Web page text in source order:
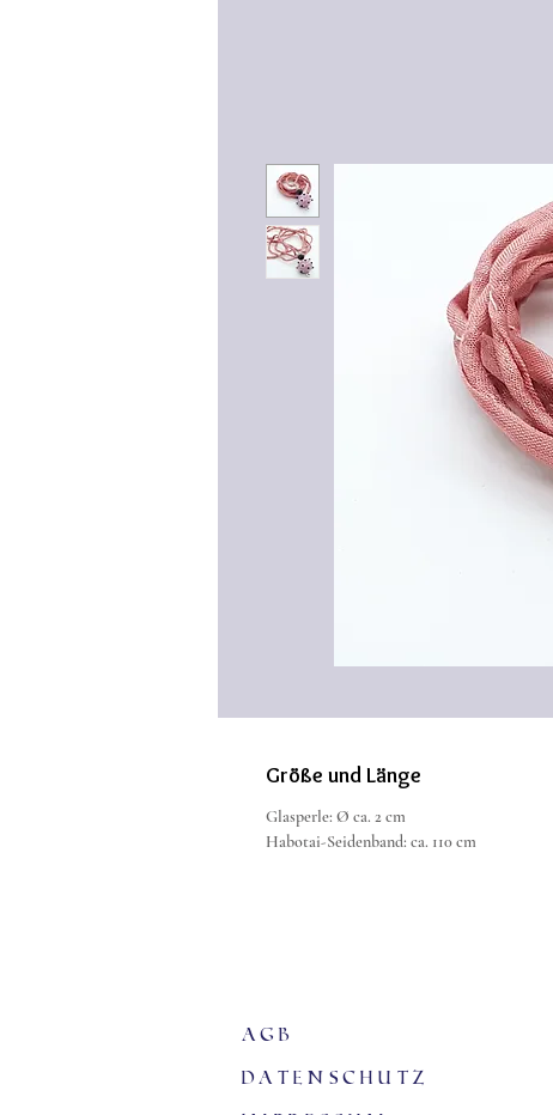
Größe und Länge
Glasperle: Ø ca. 2 cm
Habotai-Seidenband: ca. 110 cm
agb
Datenschutz